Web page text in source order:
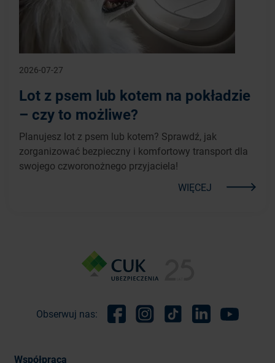
2026-07-27
Lot z psem lub kotem na pokładzie
– czy to możliwe?
Planujesz lot z psem lub kotem? Sprawdź, jak
zorganizować bezpieczny i komfortowy transport dla
swojego czworonożnego przyjaciela!
WIĘCEJ
Obserwuj nas:
Współpraca